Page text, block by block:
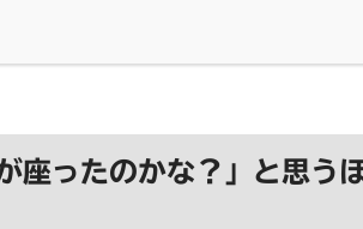
座ったのかな？」と思う